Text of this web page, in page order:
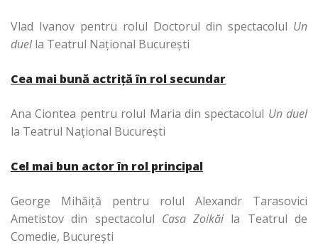
Vlad Ivanov pentru rolul Doctorul din spectacolul Un
duella Teatrul Naţional Bucureşti
Cea mai bună actriţă în rol secundar
Ana Ciontea pentru rolul Maria din spectacolul Un duel
la Teatrul Naţional Bucureşti
Cel mai bun actor în rol principal
George Mihăiţă pentru rolul Alexandr Tarasovici
Ametistov din spectacolul Casa Zoikăi la Teatrul de
Comedie, Bucureşti